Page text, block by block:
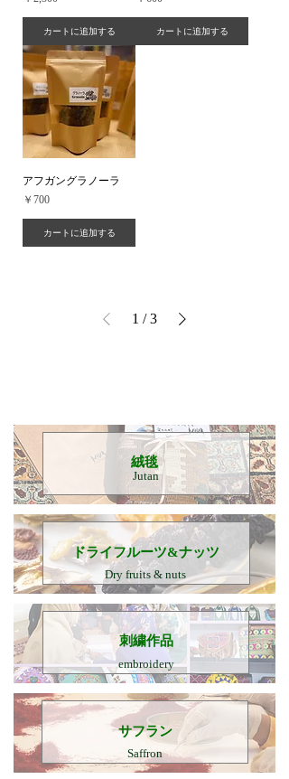
カートに追加する カートに追加する
アフガングラノーラ
価格
￥700
カートに追加する
1 / 3
​絨毯
Jutan
​ドライフルーツ&ナッツ
Dry fruits & nuts
刺繍作品
embroidery
​サフラン
Saffron